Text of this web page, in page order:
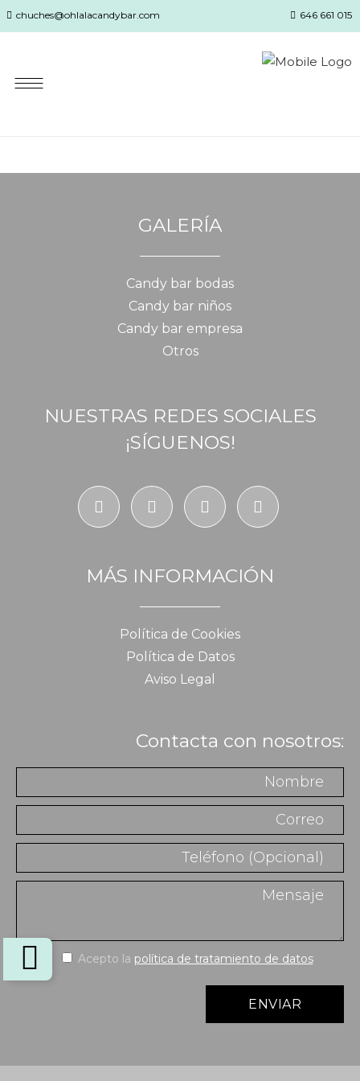
chuches@ohlalacandybar.com 646 661 015
GALERÍA
Candy bar bodas
Candy bar niños
Candy bar empresa
Otros
NUESTRAS REDES SOCIALES
¡SÍGUENOS!
MÁS INFORMACIÓN
Política de Cookies
Política de Datos
Aviso Legal
Contacta con nosotros:
Acepto la política de tratamiento de datos